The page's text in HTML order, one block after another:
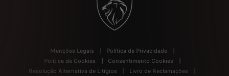
Menções Legais
Política de Privacidade
Política de Cookies
Consentimento Cookies
Resolução Alternativa de Litígios
Livro de Reclamações